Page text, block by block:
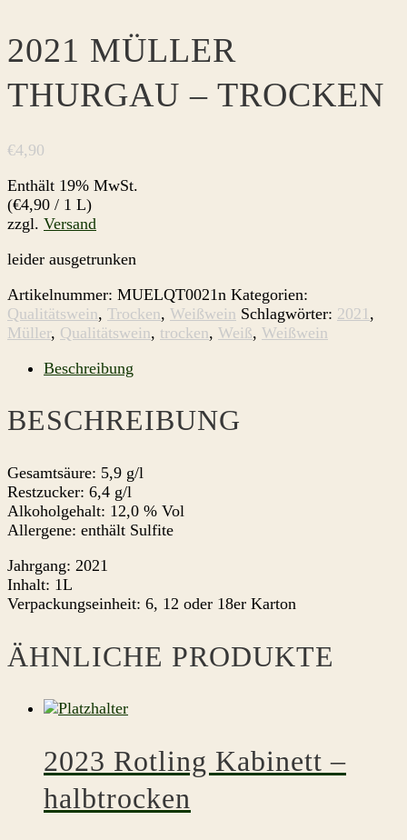
2021 MÜLLER
THURGAU – TROCKEN
€4,90
Enthält 19% MwSt.
(€4,90 / 1 L)
zzgl. Versand
leider ausgetrunken
Artikelnummer: MUELQT0021n Kategorien:
Qualitätswein, Trocken, Weißwein Schlagwörter: 2021 ,
Müller, Qualitätswein, trocken, Weiß, Weißwein
Beschreibung
BESCHREIBUNG
Gesamtsäure: 5,9 g/l
Restzucker: 6,4 g/l
Alkoholgehalt: 12,0 % Vol
Allergene: enthält Sulfite
Jahrgang: 2021
Inhalt: 1L
Verpackungseinheit: 6, 12 oder 18er Karton
ÄHNLICHE PRODUKTE
2023 Rotling Kabinett –
halbtrocken